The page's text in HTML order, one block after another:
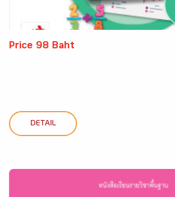
Price 98 Baht
DETAIL